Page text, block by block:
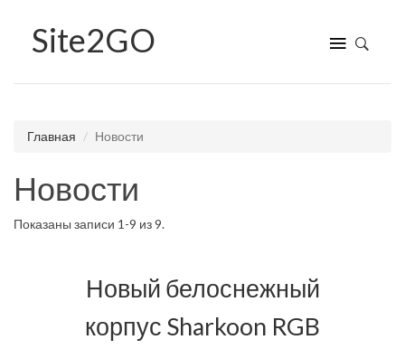
Site2GO
Главная Новости
Новости
Показаны записи 1-9 из9.
Новый белоснежный
корпус Sharkoon RGB